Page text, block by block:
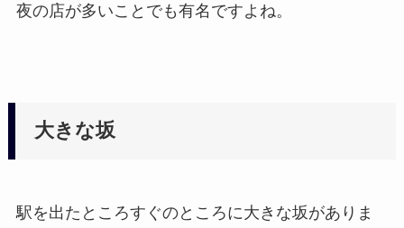
夜の店が多いことでも有名ですよね。
大きな坂
駅を出たところすぐのところに大きな坂がありま